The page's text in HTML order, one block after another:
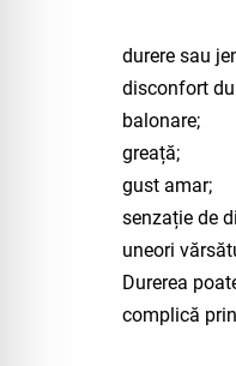
durere sau
disconfort
balonare;
greață;
gust amar;
senzație de
uneori
Durerea
complică